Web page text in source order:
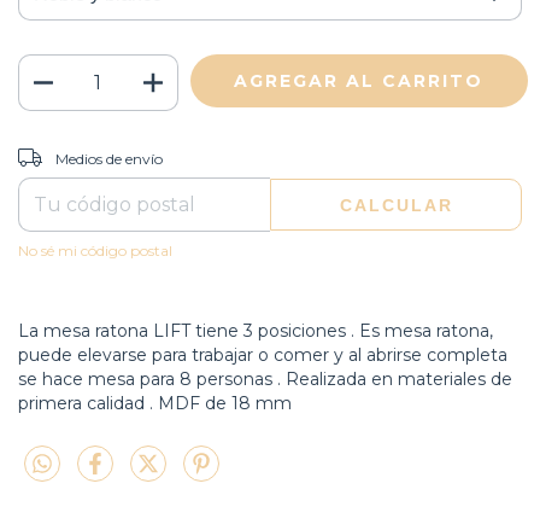
Entregas para el CP:
Medios de envío
CALCULAR
No sé mi código postal
La mesa ratona LIFT tiene 3 posiciones . Es mesa ratona,
puede elevarse para trabajar o comer y al abrirse completa
se hace mesa para 8 personas . Realizada en materiales de
primera calidad . MDF de 18 mm